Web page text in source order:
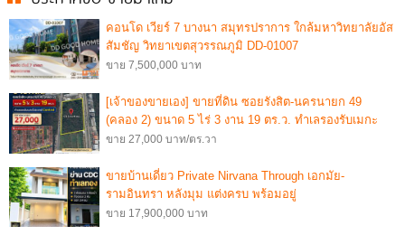
คอนโด เวียร์ 7 บางนา สมุทรปราการ ใกล้มหาวิทยาลัยอัส
สัมชัญ วิทยาเขตสุวรรณภูมิ DD-01007
ขาย 7,500,000 บาท
[เจ้าของขายเอง] ขายที่ดิน ซอยรังสิต-นครนายก 49
(คลอง 2) ขนาด 5 ไร่ 3 งาน 19 ตร.ว. ทำเลรองรับเมกะ
โปรเจกต์ Central โทร 082
ขาย 27,000 บาท/ตร.วา
ขายบ้านเดี่ยว Private Nirvana Through เอกมัย-
รามอินทรา หลังมุม แต่งครบ พร้อมอยู่
ขาย 17,900,000 บาท